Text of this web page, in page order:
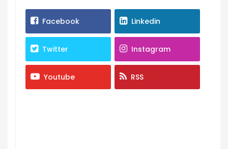
Facebook Linkedin
Twitter Instagram
Youtube RSS